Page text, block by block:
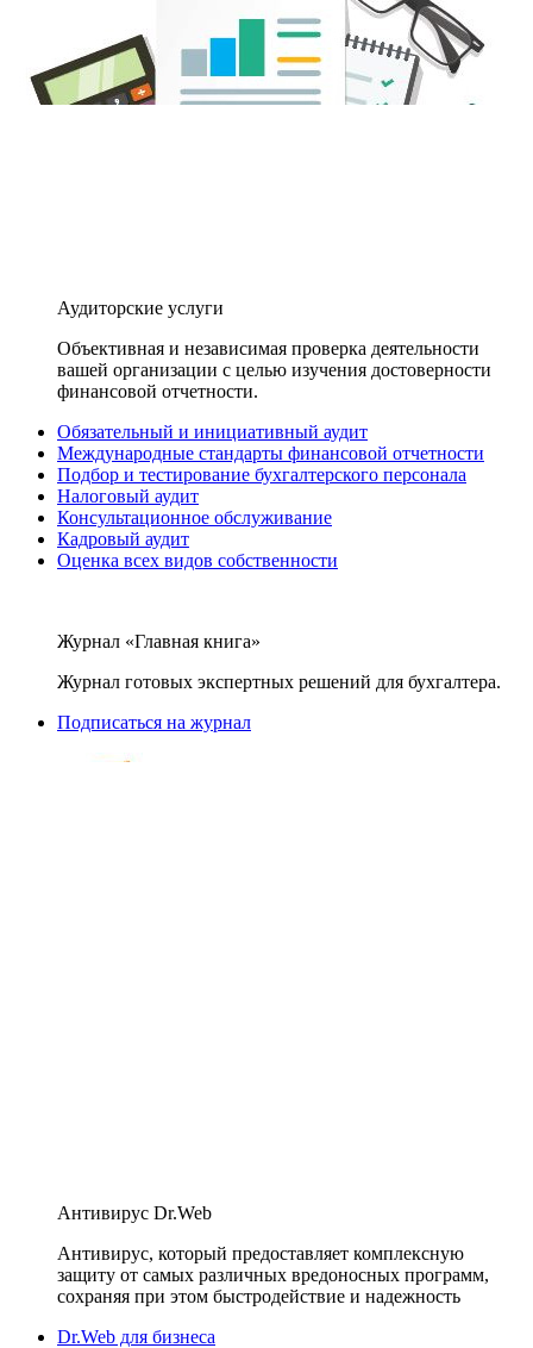
Аудиторские услуги
Объективная и независимая проверка деятельности
вашей организации с целью изучения достоверности
финансовой отчетности.
Обязательный и инициативный аудит
Международные стандарты финансовой отчетности
Подбор и тестирование бухгалтерского персонала
Налоговый аудит
Консультационное обслуживание
Кадровый аудит
Оценка всех видов собственности
Журнал «Главная книга»
Журнал готовых экспертных решений для бухгалтера.
Подписаться на журнал
Антивирус Dr.Web
Антивирус, который предоставляет комплексную
защиту от самых различных вредоносных программ,
сохраняя при этом быстродействие и надежность
Dr.Web для бизнеса